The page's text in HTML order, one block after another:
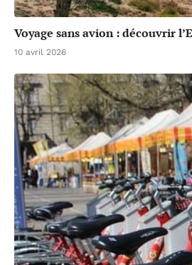
Voyage sans avion : découvrir
10 avril 2026